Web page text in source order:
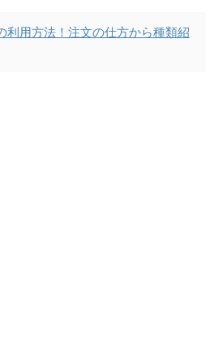
利用方法！注文の仕方から種類紹